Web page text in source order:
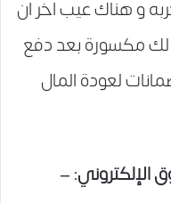
و هناك عيب اخر ان
مكسورة بعد دفع
لعودة المال
الإلكتروني: –